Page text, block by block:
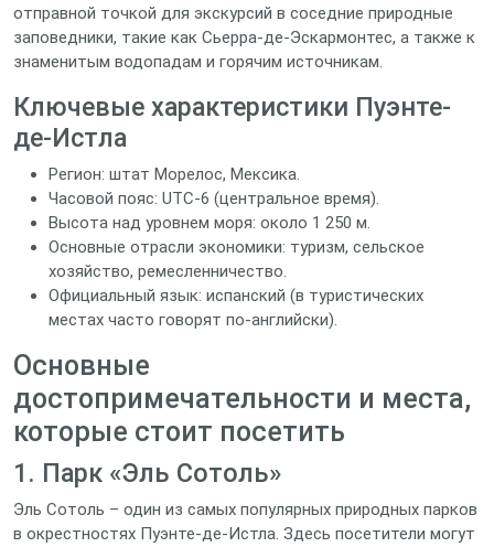
отправной точкой для экскурсий в соседние природные
заповедники, такие как Сьерра-де-Эскармонтес, а также к
знаменитым водопадам и горячим источникам.
Ключевые характеристики Пуэнте-
де-Истла
Регион: штат Морелос, Мексика.
Часовой пояс: UTC‑6 (центральное время).
Высота над уровнем моря: около 1 250 м.
Основные отрасли экономики: туризм, сельское
хозяйство, ремесленничество.
Официальный язык: испанский (в туристических
местах часто говорят по‑английски).
Основные
достопримечательности и места,
которые стоит посетить
1. Парк «Эль Сотоль»
Эль Сотоль – один из самых популярных природных парков
в окрестностях Пуэнте-де-Истла. Здесь посетители могут